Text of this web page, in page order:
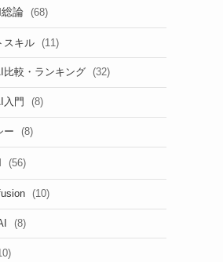
論 (68)
スキル (11)
比較・ランキング (32)
入門 (8)
ー (8)
(56)
(10)
(8)